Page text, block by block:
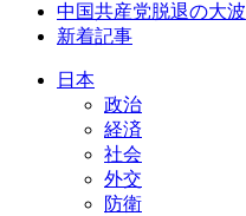
中国共産党脱退の大波
新着記事
日本
政治
経済
社会
外交
防衛